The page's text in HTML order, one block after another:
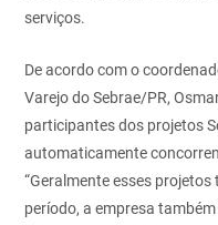
serviços.
De acordo com o
Varejo do Sebrae/PR,
participantes dos projetos
automaticamente
“Geralmente esses
período, a empresa